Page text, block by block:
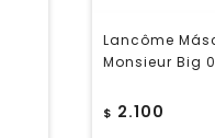
Lancôme
Monsieur Big
$ 2.100